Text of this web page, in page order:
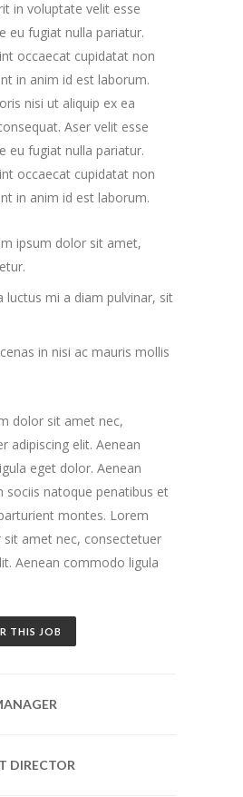
in voluptate velit esse
eu fugiat nulla pariatur.
occaecat cupidatat non
in anim id est laborum.
nisi ut aliquip ex ea
Aser velit esse
eu fugiat nulla pariatur.
occaecat cupidatat non
in anim id est laborum.
ipsum dolor sit amet,
luctus mi a diam pulvinar, sit
in nisi ac mauris mollis
dolor sit amet nec,
adipiscing elit. Aenean
eget dolor. Aenean
sociis natoque penatibus et
montes. Lorem
amet nec, consectetuer
Aenean commodo ligula
THIS JOB
DIRECTOR